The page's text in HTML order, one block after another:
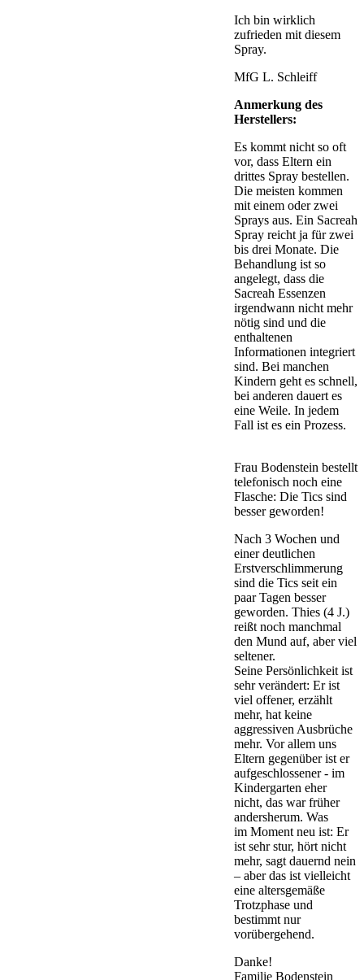
Ich bin wirklich
zufrieden mit diesem
Spray.
MfG L. Schleiff
Anmerkung des
Herstellers:
Es kommt nicht so oft
vor, dass Eltern ein
drittes Spray bestellen.
Die meisten kommen
mit einem oder zwei
Sprays aus. Ein Sacreah
Spray reicht ja für zwei
bis drei Monate. Die
Behandlung ist so
angelegt, dass die
Sacreah Essenzen
irgendwann nicht mehr
nötig sind und die
enthaltenen
Informationen integriert
sind. Bei manchen
Kindern geht es schnell,
bei anderen dauert es
eine Weile. In jedem
Fall ist es ein Prozess.
Frau Bodenstein bestellt
telefonisch noch eine
Flasche: Die Tics sind
besser geworden!
Nach 3 Wochen und
einer deutlichen
Erstverschlimmerung
sind die Tics seit ein
paar Tagen besser
geworden. Thies (4 J.)
reißt noch manchmal
den Mund auf, aber viel
seltener.
Seine Persönlichkeit ist
sehr verändert: Er ist
viel offener, erzählt
mehr, hat keine
aggressiven Ausbrüche
mehr. Vor allem uns
Eltern gegenüber ist er
aufgeschlossener - im
Kindergarten eher
nicht, das war früher
andersherum. Was
im Moment neu ist: Er
ist sehr stur, hört nicht
mehr, sagt dauernd nein
– aber das ist vielleicht
eine altersgemäße
Trotzphase und
bestimmt nur
vorübergehend.
Danke!
Familie Bodenstein